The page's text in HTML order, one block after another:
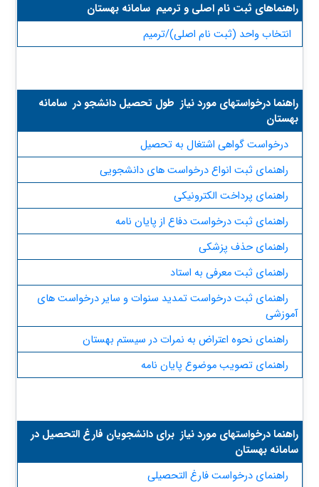
​راهنماهای ثبت نام اصلی و ترمیم سامانه بهستان
انتخاب واحد (ثبت نام اصلی)/ترمیم
​راهنما درخواستهای مورد نیاز طول تحصیل دانشجو در سامانه
بهستان
درخواست گواهی اشتغال به تحصیل
راهنمای ثبت انواع درخواست های دانشجویی
راهنمای پرداخت الکترونیکی
راهنمای ثبت درخواست دفاع از پایان نامه
راهنمای حذف پزشکی
راهنمای ثبت معرفی به استاد
راهنمای ثبت درخواست تمدید سنوات و سایر درخواست های
آموزشی
راهنمای نحوه اعتراض به نمرات در سیستم بهستان
راهنمای تصویب موضوع پایان نامه
​راهنما درخواستهای مورد نیاز برای دانشجویان فارغ التحصیل در
سامانه بهستان
راهنمای درخواست فارغ التحصیلی